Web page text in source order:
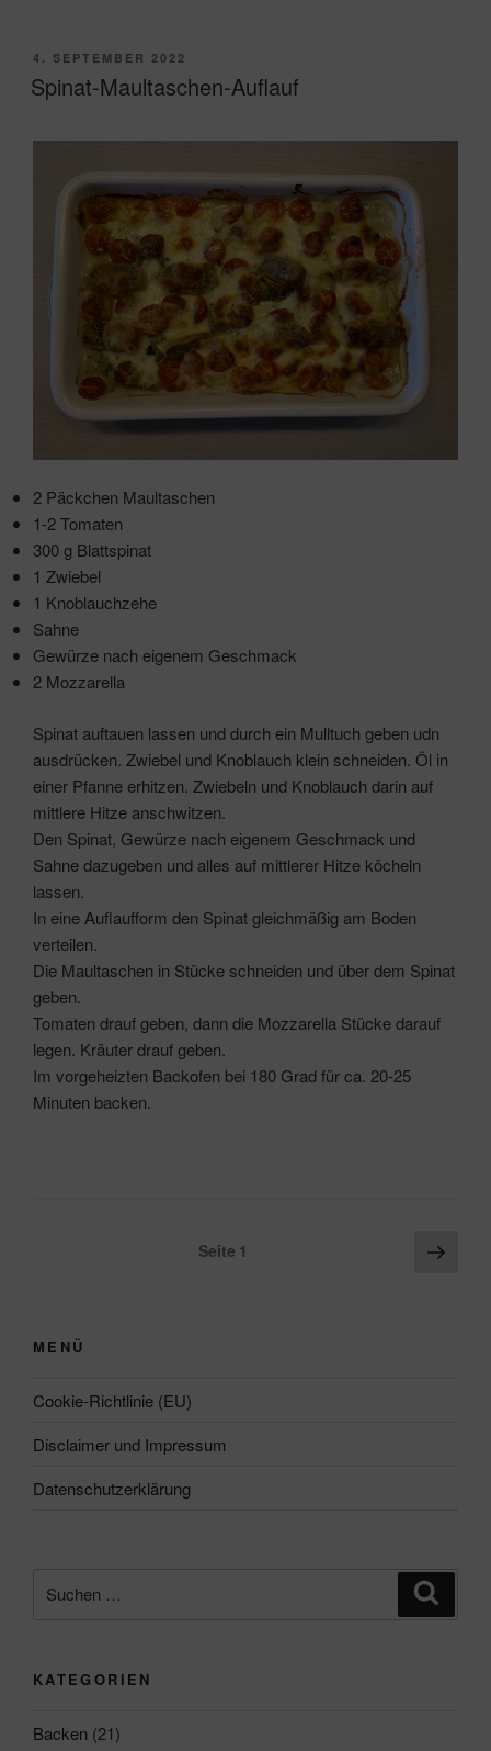
VERÖFFENTLICHT
AM
4. SEPTEMBER 2022
Spinat-Maultaschen-Auflauf
2 Päckchen Maultaschen
1-2 Tomaten
300 g Blattspinat
1 Zwiebel
1 Knoblauchzehe
Sahne
Gewürze nach eigenem Geschmack
2 Mozzarella
Spinat auftauen lassen und durch ein Mulltuch geben udn
ausdrücken. Zwiebel und Knoblauch klein schneiden. Öl in
einer Pfanne erhitzen. Zwiebeln und Knoblauch darin auf
mittlere Hitze anschwitzen.
Den Spinat, Gewürze nach eigenem Geschmack und
Sahne dazugeben und alles auf mittlerer Hitze köcheln
lassen.
In eine Auflaufform den Spinat gleichmäßig am Boden
verteilen.
Die Maultaschen in Stücke schneiden und über dem Spinat
geben.
Tomaten drauf geben, dann die Mozzarella Stücke darauf
legen. Kräuter drauf geben.
Im vorgeheizten Backofen bei 180 Grad für ca. 20-25
Minuten backen.
Seitennummerierung
Seite 1
MENÜ
Cookie-Richtlinie (EU)
Disclaimer und Impressum
Datenschutzerklärung
nach:
KATEGORIEN
Backen (21)